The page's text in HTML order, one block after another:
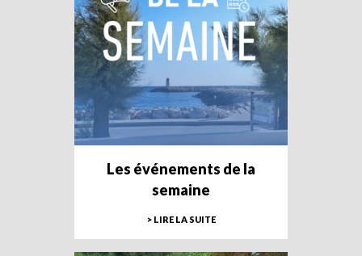
Les événements de la
semaine
> LIRE LA SUITE